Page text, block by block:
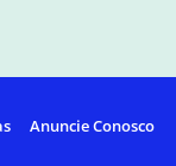
Anuncie Conosco